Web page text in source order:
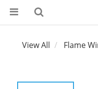
View All Flame